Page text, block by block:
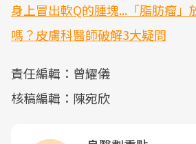
身上冒出軟Q的腫塊...「脂肪瘤」
嗎？皮膚科醫師破解3大疑問
責任編輯：曾耀儀
核稿編輯：陳宛欣